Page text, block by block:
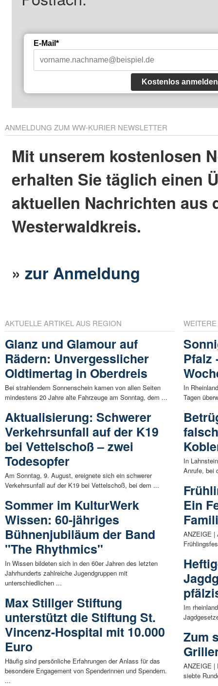
E-Mail*
Kostenlos anmelden
ANMELDUNG ZUM WW-KURIER NEWSLETTER
Mit unserem kostenlosen
erhalten Sie täglich einen
aktuellen Nachrichten aus
Westerwaldkreis.
»zur Anmeldung
AKTUELLE ARTIKEL AUS REGION
Glanz und Glamour auf
Rädern: Unvergesslicher
Oldtimertag in Oberdreis
Bei strahlendem Sonnenschein kamen von allen Seiten
mindestens 20 Jahre alte Fahrzeuge am Sonntag, dem ...
Aktualisierung: Schwerer
Verkehrsunfall auf der K19
bei Vettelschoß – zwei
Todesopfer
Am Sonntag, 9. August, ereignete sich ein schwerer
Verkehrsunfall auf der K19 bei Vettelschoß, bei dem ...
Sommer im KulturWerk
Wissen: 60-jähriges
Bühnenjubiläum der Band
"The Rhythmics"
In Wissen bildeten sich in den 60er Jahren des letzten
Jahrhunderts zahlreiche Jugendgruppen mit
unterschiedlichen ...
Max Stillger Stiftung
unterstützt die Stiftung St.
Vincenz-Hospital mit 10.000
Euro
Häufig sind persönliche Erfahrungen der Anlass für das
besondere Engagement von Spenderinnen und Spendern.
...
Pfalz
In
Tagen
In
Anrufe, bei
Ein
ANZEIGE |
Im
Zum
ANZEIGE |
siebte